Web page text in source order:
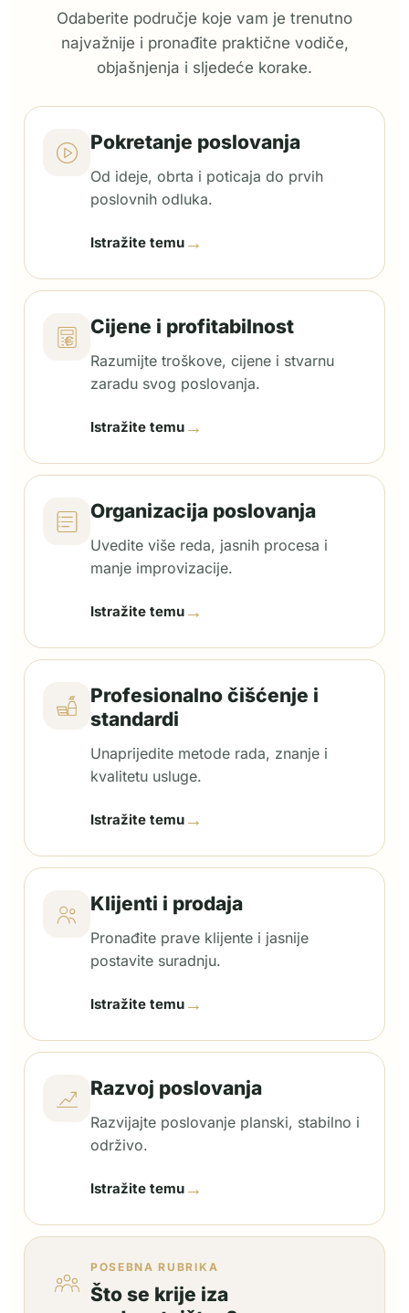
Odaberite područje koje vam je trenutno
najvažnije i pronađite praktične vodiče,
objašnjenja i sljedeće korake.
Pokretanje poslovanja
Od ideje, obrta i poticaja do prvih
poslovnih odluka.
Istražite temu →
Cijene i profitabilnost
Razumijte troškove, cijene i stvarnu
zaradu svog poslovanja.
Istražite temu →
Organizacija poslovanja
Uvedite više reda, jasnih procesa i
manje improvizacije.
Istražite temu →
Profesionalno čišćenje i
standardi
Unaprijedite metode rada, znanje i
kvalitetu usluge.
Istražite temu →
Klijenti i prodaja
Pronađite prave klijente i jasnije
postavite suradnju.
Istražite temu →
Razvoj poslovanja
Razvijajte poslovanje planski, stabilno i
održivo.
Istražite temu →
POSEBNA RUBRIKA
Što se krije iza